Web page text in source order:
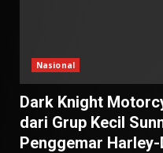
Nasional
Dark Knight
dari Grup Kecil
Penggemar